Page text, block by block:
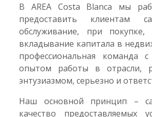
В AREA Costa Blanca мы
предоставить клиентам
обслуживание, при
вкладывание капитала в
профессиональная команда
опытом работы в отрасли,
энтузиазмом, серьезно и
Наш основной принцип –
качество предоставляемых